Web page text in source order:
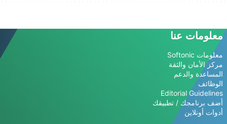
معلومات عنا
معلومات Softonic
مركز الأمان والثقة
المساعدة والدعم
الوظائف
Editorial Guidelines
أضف برنامجك / تطبيقك
أدوات أونلاين